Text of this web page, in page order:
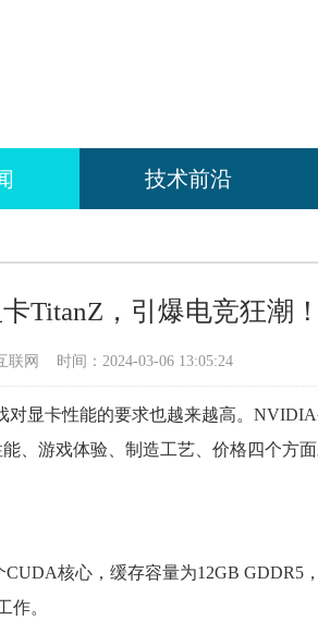
技术前沿
TitanZ，引爆电竞狂潮
联网 时间：2024-03-06 13:05:24
显卡性能的要求也越来越高。
、游戏体验、制造工艺、价格四个方
核心，缓存容量为12GB GDDR5
作。